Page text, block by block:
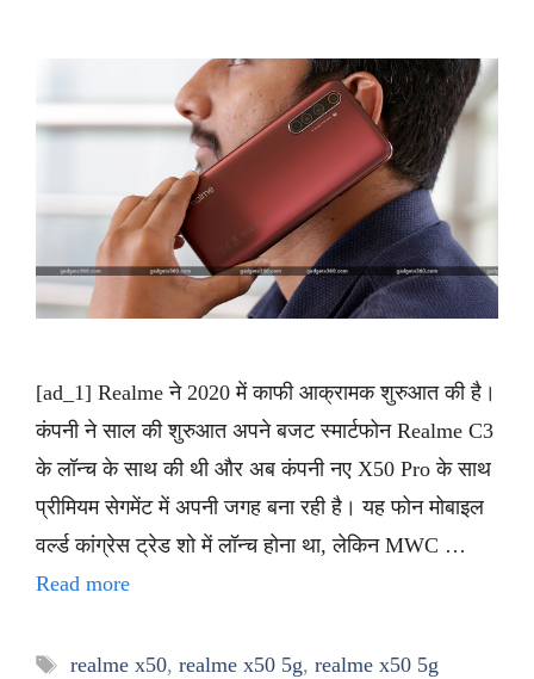
[ad_1] Realme ने 2020 में काफी आक्रामक शुरुआत की है।
कंपनी ने साल की शुरुआत अपने बजट स्मार्टफोन Realme C3
के लॉन्च के साथ की थी और अब कंपनी नए X50 Pro के साथ
प्रीमियम सेगमेंट में अपनी जगह बना रही है। यह फोन मोबाइल
वर्ल्ड कांग्रेस ट्रेड शो में लॉन्च होना था, लेकिन MWC …
Read more
Tags
realme x50, realme x50 5g, realme x50 5g